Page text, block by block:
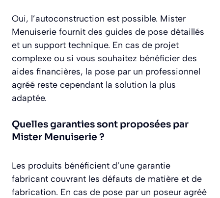
Oui, l’autoconstruction est possible. Mister
Menuiserie fournit des guides de pose détaillés
et un support technique. En cas de projet
complexe ou si vous souhaitez bénéficier des
aides financières, la pose par un professionnel
agréé reste cependant la solution la plus
adaptée.
Quelles garanties sont proposées par
Mister Menuiserie ?
Les produits bénéficient d’une garantie
fabricant couvrant les défauts de matière et de
fabrication. En cas de pose par un poseur agréé